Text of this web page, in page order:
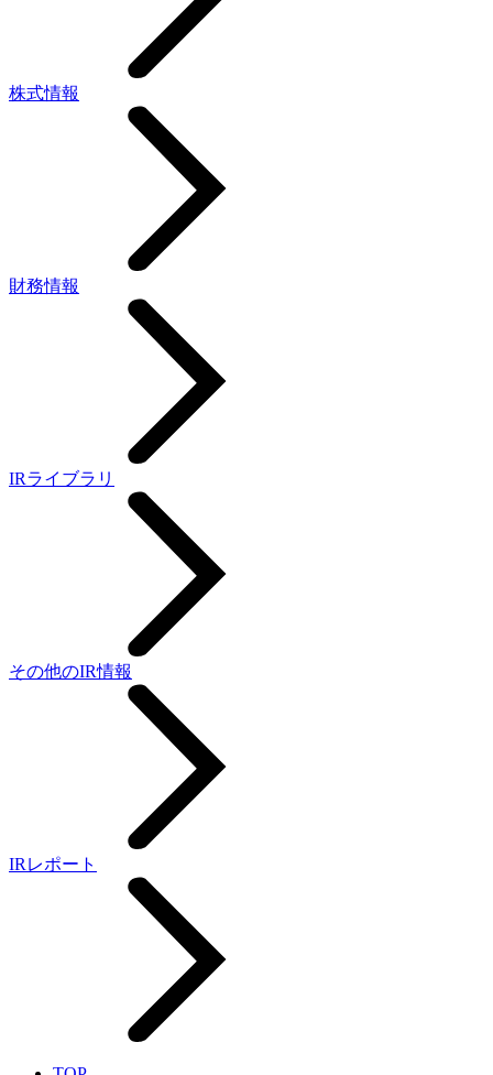
株式情報
財務情報
IRライブラリ
その他のIR情報
IRレポート